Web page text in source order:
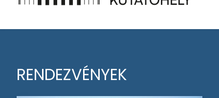
RENDEZVÉNYEK